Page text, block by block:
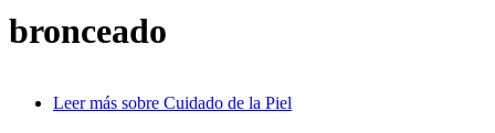
bronceado
Leer más sobre Cuidado de la Piel